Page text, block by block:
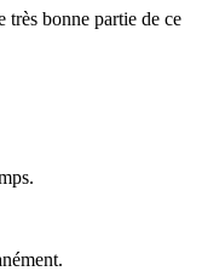
très bonne partie de ce